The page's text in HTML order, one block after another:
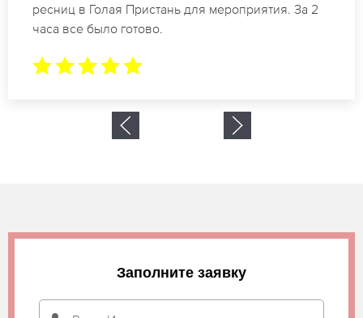
ресниц в Голая Пристань. Великолепный
результат. Буду обращаться еще.
Заполните заявку